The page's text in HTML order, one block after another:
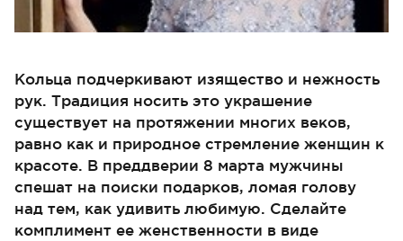
Кольца подчеркивают изящество и нежность
рук. Традиция носить это украшение
существует на протяжении многих веков,
равно как и природное стремление женщин к
красоте. В преддверии 8 марта мужчины
спешат на поиски подарков, ломая голову
над тем, как удивить любимую. Сделайте
комплимент ее женственности в виде